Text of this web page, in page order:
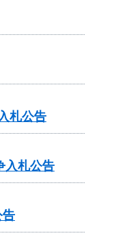
札公告
入札公告
告